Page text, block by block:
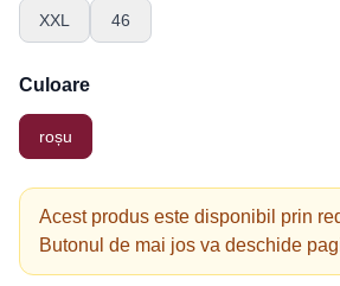
XXL 46
Culoare
roșu
Acest produs este disponibil prin
Butonul de mai jos va deschide